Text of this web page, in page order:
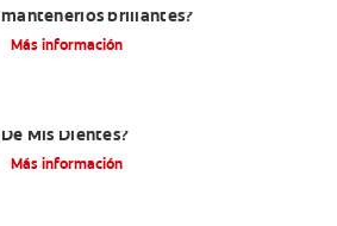
mantenerlos brillantes?
Más información
De Mis Dientes?
Más información